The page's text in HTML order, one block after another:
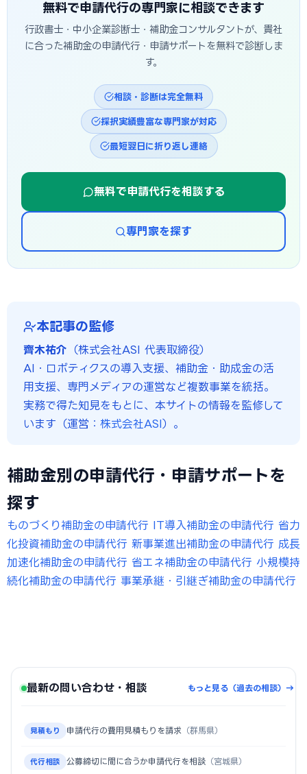
無料で申請代行の専門家に相談できます
行政書士・中小企業診断士・補助金コンサルタントが、貴社
に合った補助金の申請代行・申請サポートを無料で診断しま
す。
相談・診断は完全無料
採択実績豊富な専門家が対応
最短翌日に折り返し連絡
無料で申請代行を相談する
専門家を探す
本記事の監修
齊木祐介 （株式会社ASI 代表取締役）
AI・ロボティクスの導入支援、補助金・助成金の活
用支援、専門メディアの運営など複数事業を統括。
実務で得た知見をもとに、本サイトの情報を監修して
います（運営： 株式会社ASI）。
補助金別の申請代行・申請サポートを
探す
ものづくり補助金の申請代行 IT導入補助金の申請代行 省力
化投資補助金の申請代行 新事業進出補助金の申請代行 成長
加速化補助金の申請代行 省エネ補助金の申請代行 小規模持
続化補助金の申請代行 事業承継・引継ぎ補助金の申請代行
最新の問い合わせ・相談 もっと見る（過去の相談）→
見積もり 申請代行の費用見積もりを請求 （群馬県）
代行相談 公募締切に間に合うか申請代行を相談 （宮城県）